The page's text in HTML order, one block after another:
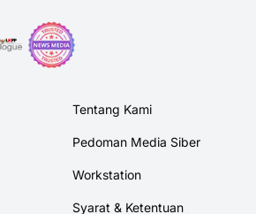
Tentang Kami
Pedoman Media Siber
Workstation
Syarat & Ketentuan